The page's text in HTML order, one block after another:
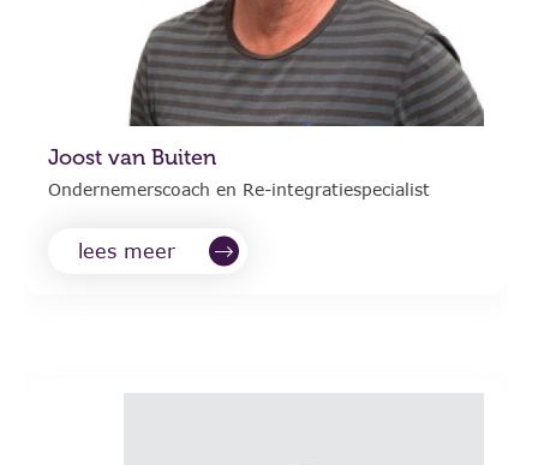
Joost van Buiten
Ondernemerscoach en Re-integratiespecialist
lees meer